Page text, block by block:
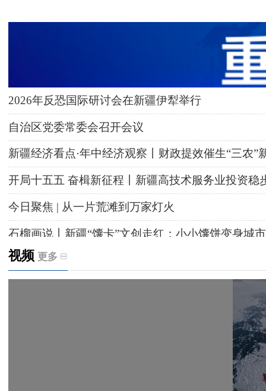
2026年反恐国际研讨会在新疆伊犁举行
自治区党委常委会召开会议
新疆经济看点·年中经济观察丨财政提效催生“三农”
开局十五五 奋楫新征程丨新疆高技术服务业投资稳
今日聚焦 | 从一片荒滩到万家灯火
石榴画说丨新疆“馕卡”文创走红：小小馕饼变身城
天山观察丨暑期AI研学热，孩子们究竟学到什么
视频 更多